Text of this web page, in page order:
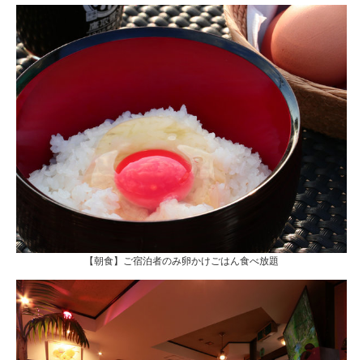
【朝食】ご宿泊者のみ卵かけごはん食べ放題